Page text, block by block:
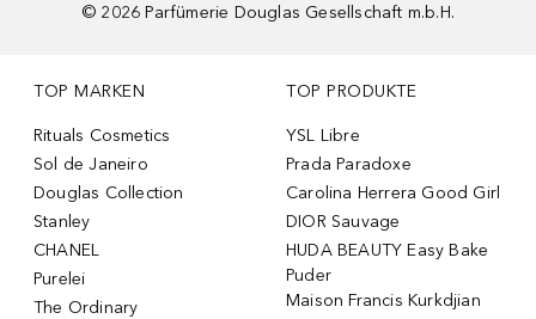
© 2026 Parfümerie Douglas Gesellschaft m.b.H.
TOP MARKEN
Rituals Cosmetics
Sol de Janeiro
Douglas Collection
Stanley
CHANEL
Purelei
The Ordinary
TOP PRODUKTE
YSL Libre
Prada Paradoxe
Carolina Herrera Good Girl
DIOR Sauvage
HUDA BEAUTY Easy Bake
Puder
Maison Francis Kurkdjian